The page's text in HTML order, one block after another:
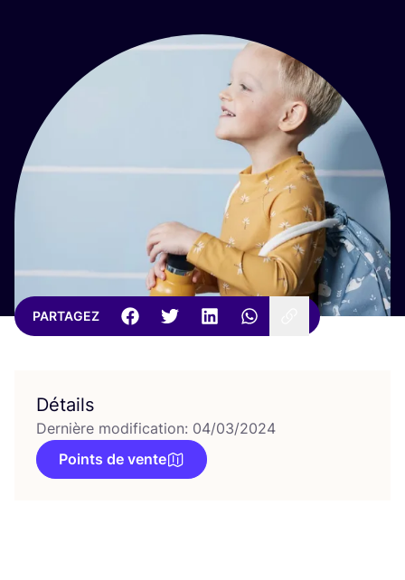
PARTAGEZ
Détails
Dernière modification: 04/03/2024
Points de vente